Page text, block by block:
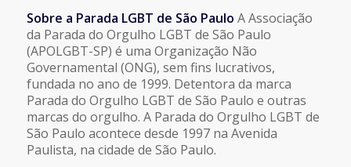
Sobre a Parada LGBT de São Paulo A Associação
da Parada do Orgulho LGBT de São Paulo
(APOLGBT-SP) é uma Organização Não
Governamental (ONG), sem fins lucrativos,
fundada no ano de 1999. Detentora da marca
Parada do Orgulho LGBT de São Paulo e outras
marcas do orgulho. A Parada do Orgulho LGBT de
São Paulo acontece desde 1997 na Avenida
Paulista, na cidade de São Paulo.